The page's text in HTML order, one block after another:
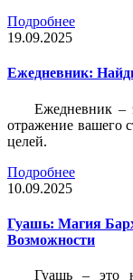
Подробнее
19.09.2025
Ежедневник:
Ежедневник –
отражение вашего
целей.
Подробнее
10.09.2025
Гуашь: Магия
Возможности
Гуашь – это